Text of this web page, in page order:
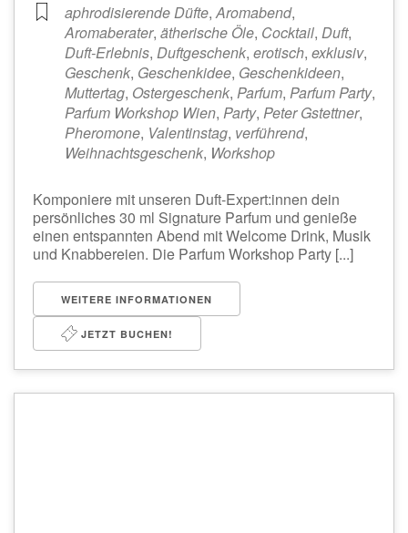
aphrodisierende Düfte,Aromabend,
Aromaberater, ätherische Öle, Cocktail, Duft,
Duft-Erlebnis, Duftgeschenk, erotisch, exklusiv,
Geschenk, Geschenkidee, Geschenkideen,
Muttertag, Ostergeschenk, Parfum, Parfum Party,
Parfum Workshop Wien, Party, Peter Gstettner,
Pheromone, Valentinstag, verführend,
Weihnachtsgeschenk, Workshop
Komponiere mit unseren Duft-Expert:innen dein
persönliches 30 ml Signature Parfum und genieße
einen entspannten Abend mit Welcome Drink, Musik
und Knabbereien. Die Parfum Workshop Party [...]
WEITERE INFORMATIONEN
JETZT BUCHEN!